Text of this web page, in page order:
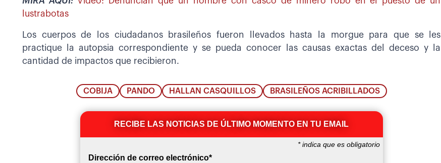
lustrabotas
Los cuerpos de los ciudadanos brasileños fueron llevados hasta la morgue para que se les
practique la autopsia correspondiente y se pueda conocer las causas exactas del deceso y la
cantidad de impactos que recibieron.
COBIJA PANDO HALLAN CASQUILLOS BRASILEÑOS ACRIBILLADOS
RECIBE LAS NOTICIAS DE ÚLTIMO MOMENTO EN TU EMAIL
*indica que es obligatorio
Dirección de correo electrónico*